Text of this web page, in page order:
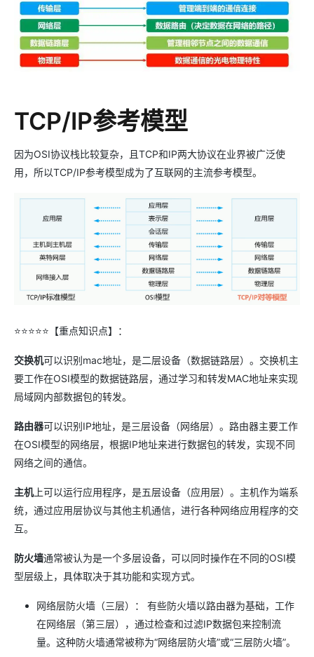
TCP/IP参考模型
因为OSI协议栈比较复杂，且TCP和IP两大协议在业界被广泛使
用，所以TCP/IP参考模型成为了互联网的主流参考模型。
⭐⭐⭐⭐⭐【重点知识点】：
交换机可以识别mac地址，是二层设备（数据链路层）。交换机主
要工作在OSI模型的数据链路层，通过学习和转发MAC地址来实现
局域网内部数据包的转发。
路由器可以识别IP地址，是三层设备（网络层）。路由器主要工作
在OSI模型的网络层，根据IP地址来进行数据包的转发，实现不同
网络之间的通信。
主机上可以运行应用程序，是五层设备（应用层）。主机作为端系
统，通过应用层协议与其他主机通信，进行各种网络应用程序的交
互。
防火墙通常被认为是一个多层设备，可以同时操作在不同的OSI模
型层级上，具体取决于其功能和实现方式。
网络层防火墙（三层）： 有些防火墙以路由器为基础，工作
在网络层（第三层），通过检查和过滤IP数据包来控制流
量。这种防火墙通常被称为“网络层防火墙”或“三层防火墙”。